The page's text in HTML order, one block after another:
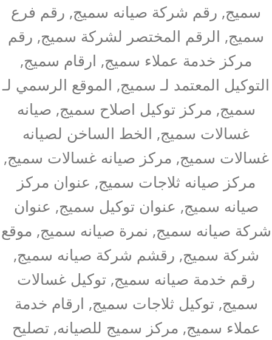
سميج, رقم شركة صيانه سميج, رقم فرع
سميج, الرقم المختصر لشركة سميج, رقم
مركز خدمة عملاء سميج, ارقام سميج,
التوكيل المعتمد لـ سميج, الموقع الرسمي لـ
سميج, مركز توكيل اصلاح سميج, صيانه
غسالات سميج, الخط الساخن لصيانه
غسالات سميج, مركز صيانه غسالات سميج,
مركز صيانه ثلاجات سميج, عنوان مركز
صيانه سميج, عنوان توكيل سميج, عنوان
شركة صيانه سميج, نمرة صيانه سميج, موقع
شركة سميج, رقشم شركة صيانه سميج,
رقم خدمة صيانه سميج, توكيل غسالات
سميج, توكيل ثلاجات سميج, ارقام خدمة
عملاء سميج, مركز سميج للصيانه, تصليح